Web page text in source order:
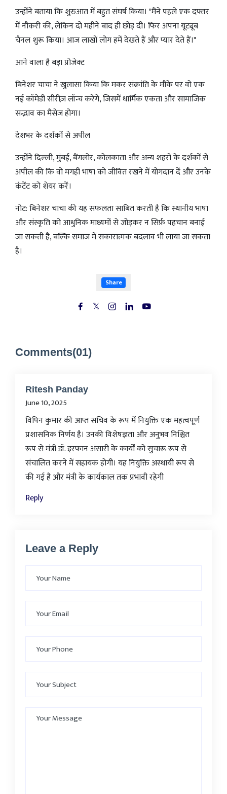
उन्होंने बताया कि शुरुआत में बहुत संघर्ष किया। "मैंने पहले एक दफ्तर
में नौकरी की, लेकिन दो महीने बाद ही छोड़ दी। फिर अपना यूट्यूब
चैनल शुरू किया। आज लाखों लोग हमें देखते हैं और प्यार देते हैं।"
आने वाला है बड़ा प्रोजेक्ट
बिनेशर चाचा ने खुलासा किया कि मकर संक्रांति के मौके पर वो एक
नई कॉमेडी सीरीज़ लॉन्च करेंगे, जिसमें धार्मिक एकता और सामाजिक
सद्भाव का मैसेज होगा।
देशभर के दर्शकों से अपील
उन्होंने दिल्ली, मुंबई, बैंगलोर, कोलकाता और अन्य शहरों के दर्शकों से
अपील की कि वो मगही भाषा को जीवित रखने में योगदान दें और उनके
कंटेंट को शेयर करें।
नोट: बिनेशर चाचा की यह सफलता साबित करती है कि स्थानीय भाषा
और संस्कृति को आधुनिक माध्यमों से जोड़कर न सिर्फ़ पहचान बनाई
जा सकती है, बल्कि समाज में सकारात्मक बदलाव भी लाया जा सकता
है।
Share
Comments(01)
Ritesh Panday
June 10, 2025
विपिन कुमार की आप्त सचिव के रूप में नियुक्ति एक महत्वपूर्ण
प्रशासनिक निर्णय है। उनकी विशेषज्ञता और अनुभव निश्चित
रूप से मंत्री डॉ. इरफान अंसारी के कार्यों को सुचारू रूप से
संचालित करने में सहायक होगी। यह नियुक्ति अस्थायी रूप से
की गई है और मंत्री के कार्यकाल तक प्रभावी रहेगी
Reply
Leave a Reply